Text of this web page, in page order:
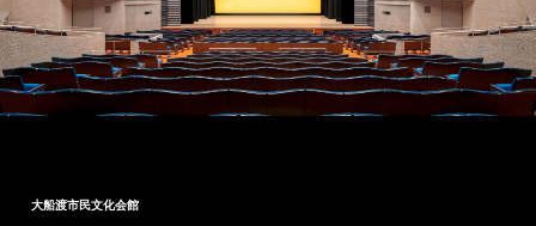
大船渡市民文化会館